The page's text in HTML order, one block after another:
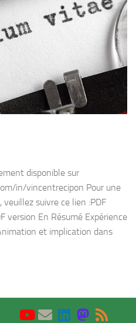
disponible sur
in/vincentrecipon Pour une
suivre ce lien :PDF
version En Résumé Expérience
et implication dans